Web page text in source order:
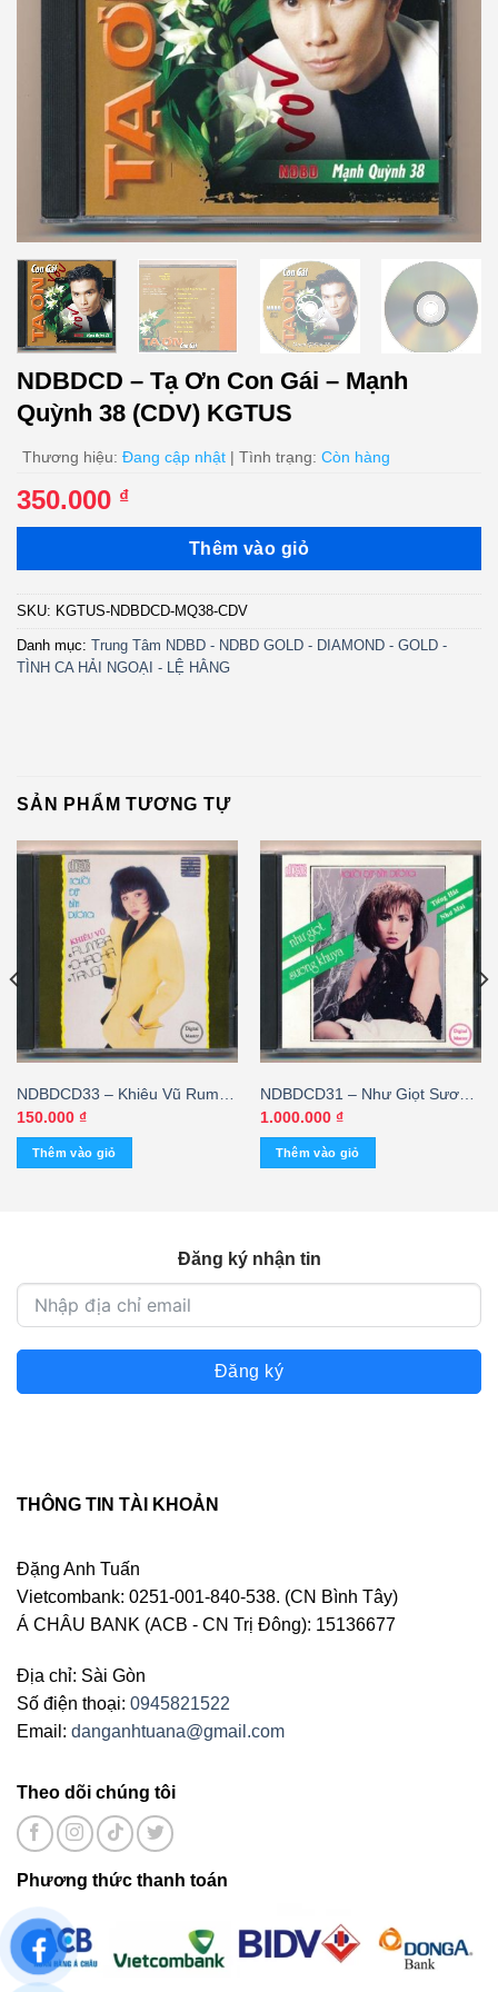
NDBDCD – Tạ Ơn Con Gái – Mạnh
Quỳnh 38 (CDV) KGTUS
Thương hiệu: Đang cập nhật | Tình trạng: Còn hàng
350.000 ₫
Thêm vào giỏ
SKU: KGTUS-NDBDCD-MQ38-CDV
Danh mục: Trung Tâm NDBD - NDBD GOLD - DIAMOND - GOLD -
TÌNH CA HẢI NGOẠI - LỆ HẰNG
SẢN PHẨM TƯƠNG TỰ
NDBDCD33 – Khiêu Vũ Rumba
– Cha Cha – Tango
150.000 ₫
Thêm vào giỏ
NDBDCD31 – Như Giọt Sương
Khuya – Như Mai (Made By
Distronic) KGHD
1.000.000 ₫
Thêm vào giỏ
Đăng ký nhận tin
Đăng ký
THÔNG TIN TÀI KHOẢN
Đặng Anh Tuấn
Vietcombank: 0251-001-840-538. (CN Bình Tây)
Á CHÂU BANK (ACB - CN Trị Đông): 15136677
Địa chỉ: Sài Gòn
Số điện thoại: 0945821522
Email: danganhtuana@gmail.com
Theo dõi chúng tôi
Phương thức thanh toán